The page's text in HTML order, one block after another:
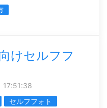
けセルフフ
セルフフォト